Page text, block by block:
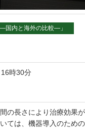
国内と海外の比較―」
時30分
の長さにより治療効果
ては、機器導入のため